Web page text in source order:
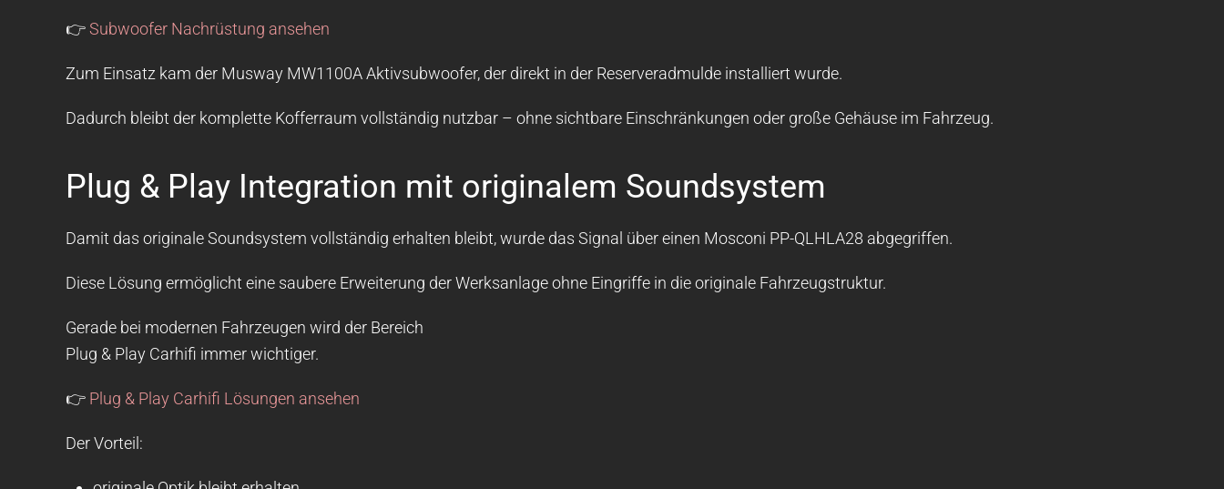
👉Subwoofer Nachrüstung ansehen
Zum Einsatz kam der Musway MW1100A Aktivsubwoofer, der direkt in der Reserveradmulde installiert wurde.
Dadurch bleibt der komplette Kofferraum vollständig nutzbar – ohne sichtbare Einschränkungen oder große Gehäuse im Fahrzeug.
Plug & Play Integration mit originalem Soundsystem
Damit das originale Soundsystem vollständig erhalten bleibt, wurde das Signal über einen Mosconi PP-QLHLA28 abgegriffen.
Diese Lösung ermöglicht eine saubere Erweiterung der Werksanlage ohne Eingriffe in die originale Fahrzeugstruktur.
Gerade bei modernen Fahrzeugen wird der Bereich
Plug & Play Carhifi immer wichtiger.
👉 Plug & Play Carhifi Lösungen ansehen
Der Vorteil: